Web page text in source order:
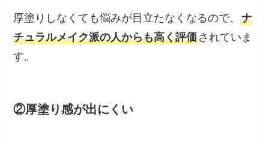
厚塗りしなくても悩みが目立たなくなるので、ナ
チュラルメイク派の人からも高く評価されていま
す。
②厚塗り感が出にくい